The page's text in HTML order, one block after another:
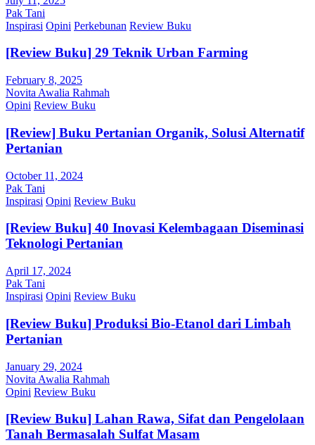
Pak Tani
Inspirasi Opini Perkebunan Review Buku
[Review Buku] 29 Teknik Urban Farming
February 8, 2025
Novita Awalia Rahmah
Opini Review Buku
[Review] Buku Pertanian Organik, Solusi Alternatif
Pertanian
October 11, 2024
Pak Tani
Inspirasi Opini Review Buku
[Review Buku] 40 Inovasi Kelembagaan Diseminasi
Teknologi Pertanian
April 17, 2024
Pak Tani
Inspirasi Opini Review Buku
[Review Buku] Produksi Bio-Etanol dari Limbah
Pertanian
January 29, 2024
Novita Awalia Rahmah
Opini Review Buku
[Review Buku] Lahan Rawa, Sifat dan Pengelolaan
Tanah Bermasalah Sulfat Masam